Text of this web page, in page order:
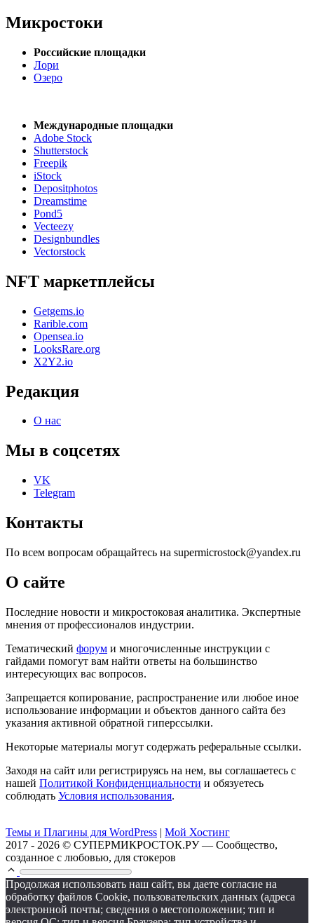
Микростоки
Российские площадки
Лори
Озеро
Международные площадки
Adobe Stock
Shutterstock
Freepik
iStock
Depositphotos
Dreamstime
Pond5
Vecteezy
Designbundles
Vectorstock
NFT маркетплейсы
Getgems.io
Rarible.com
Opensea.io
LooksRare.org
X2Y2.io
Редакция
О нас
Мы в соцсетях
VK
Telegram
Контакты
По всем вопросам обращайтесь на supermicrostock@yandex.ru
О сайте
Последние новости и микростоковая аналитика. Экспертные
мнения от профессионалов индустрии.
Тематический форум и многочисленные инструкции с
гайдами помогут вам найти ответы на большинство
интересующих вас вопросов.
Запрещается копирование, распространение или любое иное
использование информации и объектов данного сайта без
указания активной обратной гиперссылки.
Некоторые материалы могут содержать реферальные ссылки.
Заходя на сайт или регистрируясь на нем, вы соглашаетесь с
нашей Политикой Конфиденциальности и обязуетесь
соблюдать Условия использования.
Темы и Плагины для WordPress | Мой Хостинг
2017 - 2026 © СУПЕРМИКРОСТОК.РУ — Сообщество,
созданное с любовью, для стокеров
Продолжая использовать наш сайт, вы даете согласие на
обработку файлов Cookie, пользовательских данных (адреса
электронной почты; сведения о местоположении; тип и